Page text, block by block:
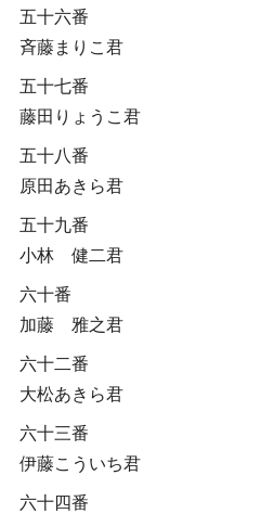
五十六番
斉藤まりこ君
五十七番
藤田りょうこ君
五十八番
原田あきら君
五十九番
小林 健二君
六十番
加藤 雅之君
六十二番
大松あきら君
六十三番
伊藤こういち君
六十四番